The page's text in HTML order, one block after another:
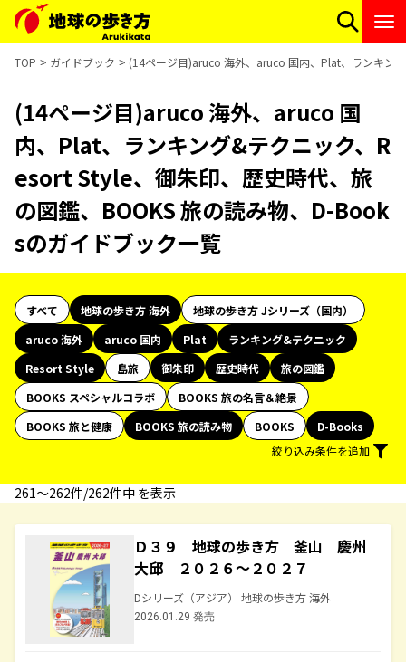
TOP ガイドブック (14ページ目)aruco 海外、aruco 国内、Plat、ランキン
(14ページ目)aruco 海外、aruco 国
内、Plat、ランキング&テクニック、R
esort Style、御朱印、歴史時代、旅
の図鑑、BOOKS 旅の読み物、D-Book
sのガイドブック一覧
すべて 地球の歩き方 海外
地球の歩き方 Jシリーズ（国内）
aruco 海外
aruco 国内 Plat
ランキング&テクニック
Resort Style
島旅 御朱印 歴史時代
旅の図鑑
BOOKS スペシャルコラボ
BOOKS 旅の名言＆絶景
BOOKS 旅と健康
BOOKS 旅の読み物 BOOKS
D-Books
絞り込み条件を追加
261〜262件/262件中 を表示
Ｄ３９ 地球の歩き方 釜山 慶州
大邱 ２０２６～２０２７
Dシリーズ（アジア） 地球の歩き方 海外
2026.01.29 発売